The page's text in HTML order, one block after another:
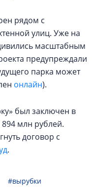
рядом с
улиц. Уже на
масштабным
предупреждали
парка может
онлайн).
был заключен в
894 млн рублей.
договор с
.
#вырубки